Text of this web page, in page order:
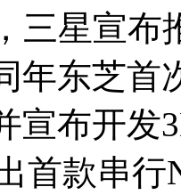
三星宣布
年东芝首
宣布开发
首款串行